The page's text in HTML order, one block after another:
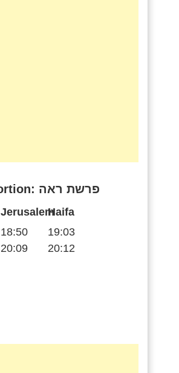
Weekly Torah Portion: פרשת ראה
Jerusalem
18:50
20:09
Haifa
19:03
20:12